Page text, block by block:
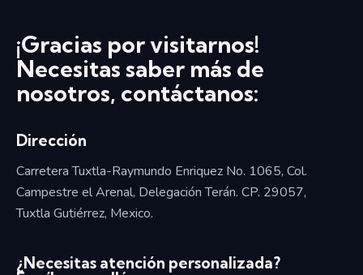
¡Gracias por visitarnos!
Necesitas saber más de
nosotros, contáctanos:
Dirección
Carretera Tuxtla-Raymundo Enriquez No. 1065, Col.
Campestre el Arenal, Delegación Terán. CP. 29057,
Tuxtla Gutiérrez, Mexico.
¿Necesitas atención personalizada?